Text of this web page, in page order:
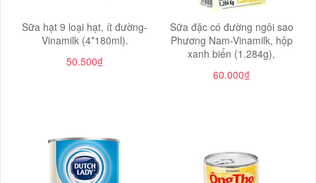
Sữa hạt 9 loại hạt, ít đường-
Vinamilk (4*180ml).
50.500₫
Sữa đặc có đường ngôi sao
Phương Nam-Vinamilk, hộp
xanh biển (1.284g),
60.000₫